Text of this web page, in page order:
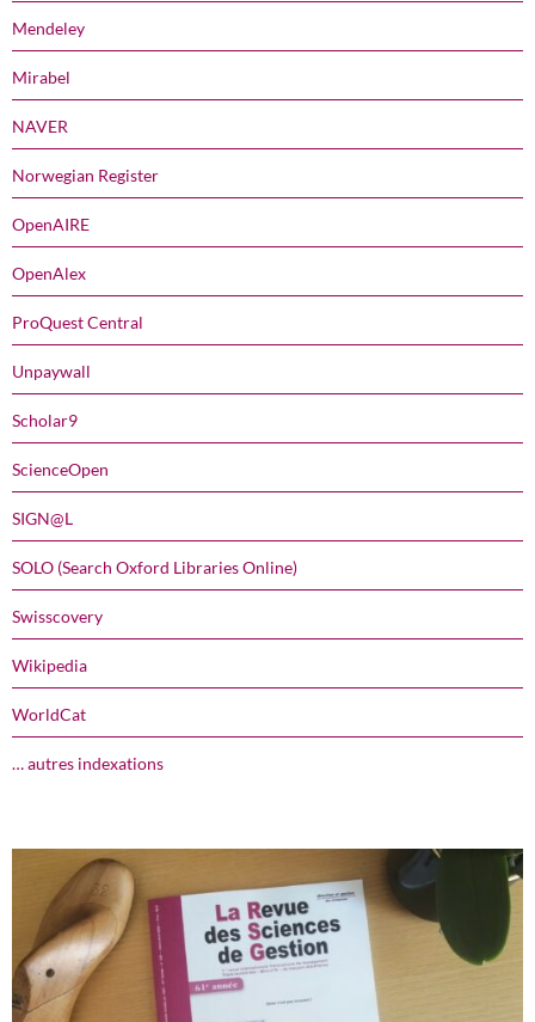
Mendeley
Mirabel
NAVER
Norwegian Register
OpenAIRE
OpenAlex
ProQuest Central
Unpaywall
Scholar9
ScienceOpen
SIGN@L
SOLO (Search Oxford Libraries Online)
Swisscovery
Wikipedia
WorldCat
… autres indexations